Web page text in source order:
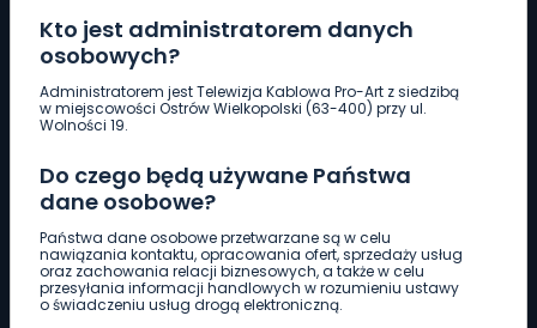
Kto jest administratorem danych
osobowych?
Administratorem jest Telewizja Kablowa Pro-Art z siedzibą
w miejscowości Ostrów Wielkopolski (63-400) przy ul.
Wolności 19.
Do czego będą używane Państwa
dane osobowe?
Państwa dane osobowe przetwarzane są w celu
nawiązania kontaktu, opracowania ofert, sprzedaży usług
oraz zachowania relacji biznesowych, a także w celu
przesyłania informacji handlowych w rozumieniu ustawy
o świadczeniu usług drogą elektroniczną.
Pobierz logotyp
661 997 997
REDAKCJA
62 735 22 22redakcja@wlkp24.info